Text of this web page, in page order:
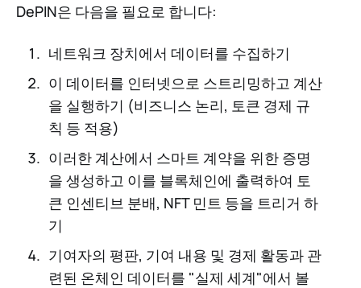
DePIN은 다음을 필요로 합니다:
네트워크 장치에서 데이터를 수집하기
이 데이터를 인터넷으로 스트리밍하고 계산
을 실행하기 (비즈니스 논리, 토큰 경제 규
칙 등 적용)
이러한 계산에서 스마트 계약을 위한 증명
을 생성하고 이를 블록체인에 출력하여 토
큰 인센티브 분배, NFT 민트 등을 트리거 하
기
기여자의 평판, 기여 내용 및 경제 활동과 관
련된 온체인 데이터를 "실제 세계"에서 볼